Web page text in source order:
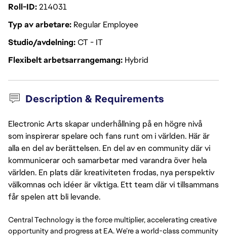
Roll-ID214031
Typ av arbetare Regular Employee
Studio/avdelningCT - IT
Flexibelt arbetsarrangemang Hybrid
Description & Requirements
Electronic Arts skapar underhållning på en högre nivå
som inspirerar spelare och fans runt om i världen. Här är
alla en del av berättelsen. En del av en community där vi
kommunicerar och samarbetar med varandra över hela
världen. En plats där kreativiteten frodas, nya perspektiv
välkomnas och idéer är viktiga. Ett team där vi tillsammans
får spelen att bli levande.
Central Technology is the force multiplier, accelerating creative
opportunity and progress at EA. We’re a world-class community